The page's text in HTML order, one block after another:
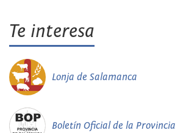
Te interesa
Lonja de Salamanca
Boletín Oficial de la Provincia